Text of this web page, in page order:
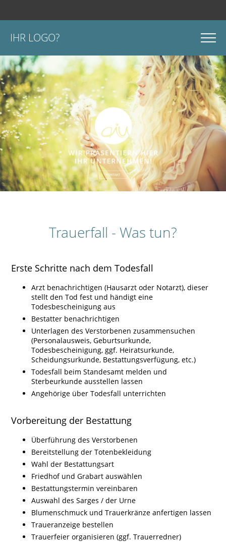
IHR LOGO?
Trauerfall - Was tun?
Erste Schritte nach dem Todesfall
Arzt benachrichtigen (Hausarzt oder Notarzt), dieser
stellt den Tod fest und händigt eine
Todesbescheinigung aus
Bestatter benachrichtigen
Unterlagen des Verstorbenen zusammensuchen
(Personalausweis, Geburtsurkunde,
Todesbescheinigung, ggf. Heiratsurkunde,
Scheidungsurkunde, Bestattungsverfügung, etc.)
Todesfall beim Standesamt melden und
Sterbeurkunde ausstellen lassen
Angehörige über Todesfall unterrichten
Vorbereitung der Bestattung
Überführung des Verstorbenen
Bereitstellung der Totenbekleidung
Wahl der Bestattungsart
Friedhof und Grabart auswählen
Bestattungstermin vereinbaren
Auswahl des Sarges / der Urne
Blumenschmuck und Trauerkränze anfertigen lassen
Traueranzeige bestellen
Trauerfeier organisieren (ggf. Trauerredner)